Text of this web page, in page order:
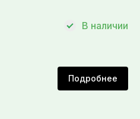
Подробнее
В наличии